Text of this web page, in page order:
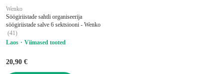
Wenko
Söögiriistade sahtli organiseerija
söögiriistade salve 6 sektsiooni - Wenko
(41)
Laos
Viimased tooted
20,90 €